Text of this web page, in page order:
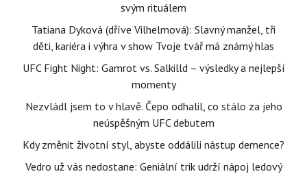
svým rituálem
Tatiana Dyková (dříve Vilhelmová): Slavný manžel, tři
děti, kariéra i výhra v show Tvoje tvář má známý hlas
UFC Fight Night: Gamrot vs. Salkilld – výsledky a nejlepší
momenty
Nezvládl jsem to v hlavě. Čepo odhalil, co stálo za jeho
neúspěšným UFC debutem
Kdy změnit životní styl, abyste oddálili nástup demence?
Vedro už vás nedostane: Geniální trik udrží nápoj ledový